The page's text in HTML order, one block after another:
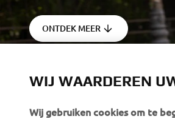
ONTDEK MEER
WIJ WAARDEREN
Wij gebruiken cookies om te